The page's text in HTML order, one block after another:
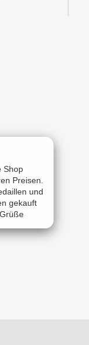
Shop
Preisen.
und
gekauft